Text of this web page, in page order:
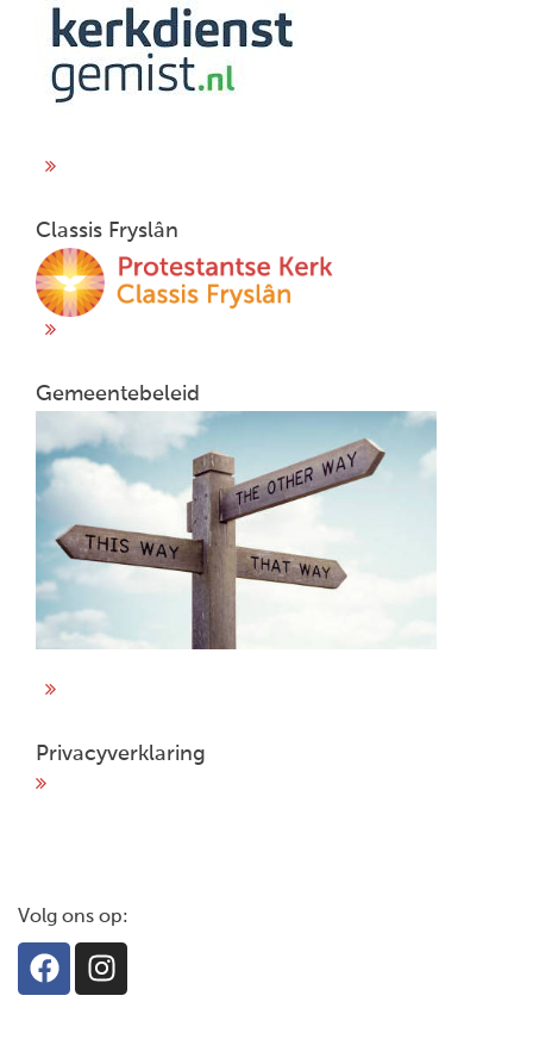
Classis Fryslân
Gemeentebeleid
Privacyverklaring
Volg ons op: